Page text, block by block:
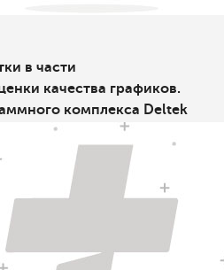
в части
качества графиков.
комплекса Deltek